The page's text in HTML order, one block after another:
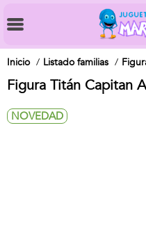
Inicio Listado familias
Figura Titán Capitan
NOVEDAD